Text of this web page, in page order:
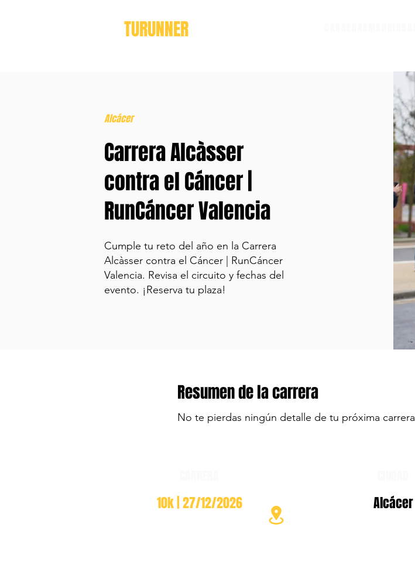
TURUNNER
Alcácer
Carrera Alcàsser
contra el Cáncer |
RunCáncer Valencia
Cumple tu reto del año en la Carrera
Alcàsser contra el Cáncer | RunCáncer
Valencia. Revisa el circuito y fechas del
evento. ¡Reserva tu plaza!
Resumen de la carrera
No te pierdas ningún detalle de tu próxima carrera
10k | 27/12/2026 Alcácer